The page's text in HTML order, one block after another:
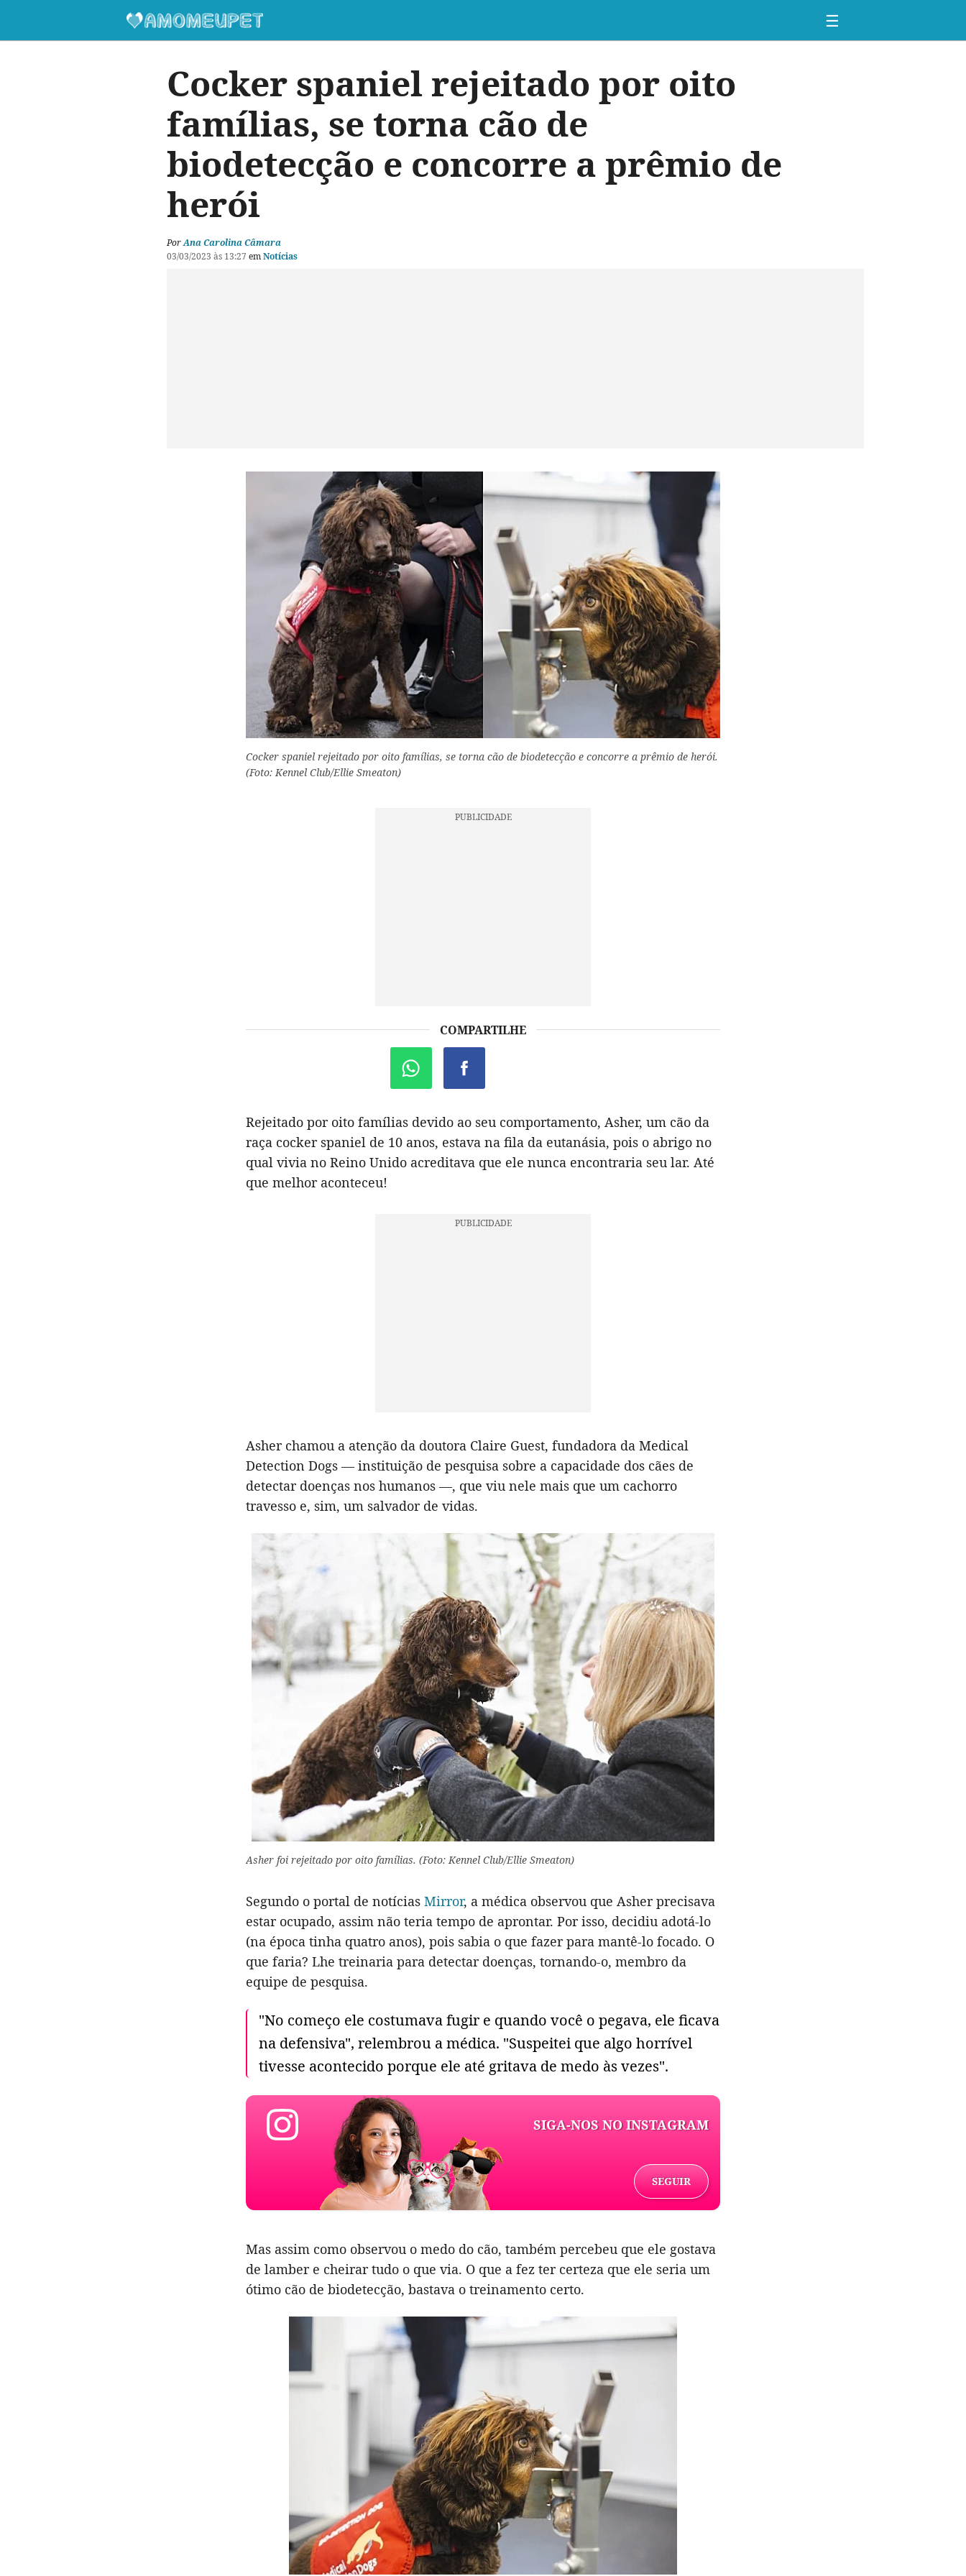
☰
Cocker spaniel rejeitado por oito
famílias, se torna cão de
biodetecção e concorre a prêmio de
herói
PorAna Carolina Câmara
03/03/2023 às 13:27 emNotícias
Cocker spaniel rejeitado por oito famílias, se torna cão de biodetecção e concorre a prêmio de herói.
(Foto: Kennel Club/Ellie Smeaton)
COMPARTILHE
Rejeitado por oito famílias devido ao seu comportamento, Asher, um cão da
raça cocker spaniel de 10 anos, estava na fila da eutanásia, pois o abrigo no
qual vivia no Reino Unido acreditava que ele nunca encontraria seu lar. Até
que melhor aconteceu!
Asher chamou a atenção da doutora Claire Guest, fundadora da Medical
Detection Dogs — instituição de pesquisa sobre a capacidade dos cães de
detectar doenças nos humanos —, que viu nele mais que um cachorro
travesso e, sim, um salvador de vidas.
Asher foi rejeitado por oito famílias. (Foto: Kennel Club/Ellie Smeaton)
Segundo o portal de notícias Mirror, a médica observou que Asher precisava
estar ocupado, assim não teria tempo de aprontar. Por isso, decidiu adotá-lo
(na época tinha quatro anos), pois sabia o que fazer para mantê-lo focado. O
que faria? Lhe treinaria para detectar doenças, tornando-o, membro da
equipe de pesquisa.
"No começo ele costumava fugir e quando você o pegava, ele ficava
na defensiva", relembrou a médica. "Suspeitei que algo horrível
tivesse acontecido porque ele até gritava de medo às vezes".
SIGA-NOS NO INSTAGRAM
SEGUIR
Mas assim como observou o medo do cão, também percebeu que ele gostava
de lamber e cheirar tudo o que via. O que a fez ter certeza que ele seria um
ótimo cão de biodetecção, bastava o treinamento certo.